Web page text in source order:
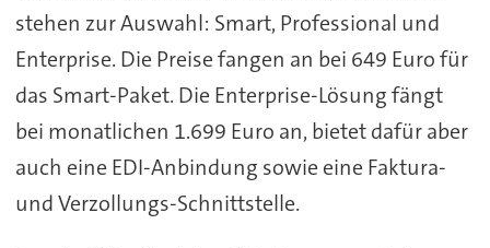
stehen zur Auswahl: Smart, Professional und
Enterprise. Die Preise fangen an bei 649 Euro für
das Smart-Paket. Die Enterprise-Lösung fängt
bei monatlichen 1.699 Euro an, bietet dafür aber
auch eine EDI-Anbindung sowie eine Faktura-
und Verzollungs-Schnittstelle.